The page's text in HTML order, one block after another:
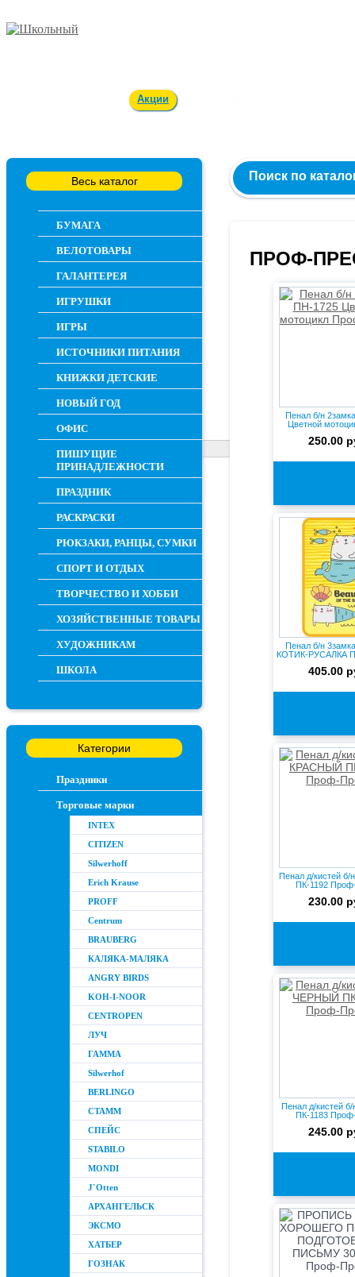
Акции
Весь каталог
БУМАГА
ВЕЛОТОВАРЫ
ГАЛАНТЕРЕЯ
ИГРУШКИ
ИГРЫ
ИСТОЧНИКИ ПИТАНИЯ
КНИЖКИ ДЕТСКИЕ
НОВЫЙ ГОД
ОФИС
ПИШУЩИЕ
ПРИНАДЛЕЖНОСТИ
ПРАЗДНИК
РАСКРАСКИ
РЮКЗАКИ, РАНЦЫ, СУМКИ
СПОРТ И ОТДЫХ
ТВОРЧЕСТВО И ХОББИ
ХОЗЯЙСТВЕННЫЕ ТОВАРЫ
ХУДОЖНИКАМ
ШКОЛА
Категории
Праздники
Торговые марки
INTEX
CITIZEN
Silwerhoff
Erich Krause
PROFF
Centrum
BRAUBERG
КАЛЯКА-МАЛЯКА
ANGRY BIRDS
KOH-I-NOOR
CENTROPEN
ЛУЧ
ГАММА
Silwerhof
BERLINGO
СТАММ
СПЕЙС
STABILO
MONDI
J`Otten
АРХАНГЕЛЬСК
ЭКСМО
ХАТБЕР
ГОЗНАК
Поиск по
ПРОФ-
Пенал б/н
Цветной
250.00
Пенал б/н
КОТИК-РУСАЛКА
405.00
Пенал д/кистей
ПК-1192
230.00
Пенал д/кистей
ПК-1183
245.00